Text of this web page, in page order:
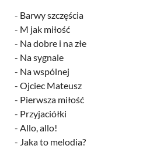
- Barwy szczęścia
- M jak miłość
- Na dobre i na złe
- Na sygnale
- Na wspólnej
- Ojciec Mateusz
- Pierwsza miłość
- Przyjaciółki
- Allo, allo!
- Jaka to melodia?